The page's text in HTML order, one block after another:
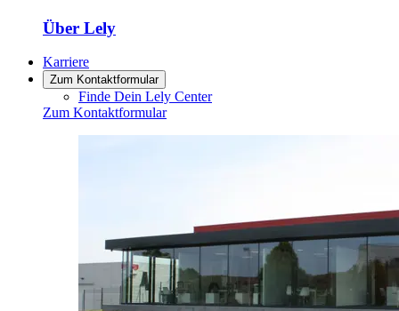
Über Lely
Karriere
Zum Kontaktformular
Finde Dein Lely Center
Zum Kontaktformular